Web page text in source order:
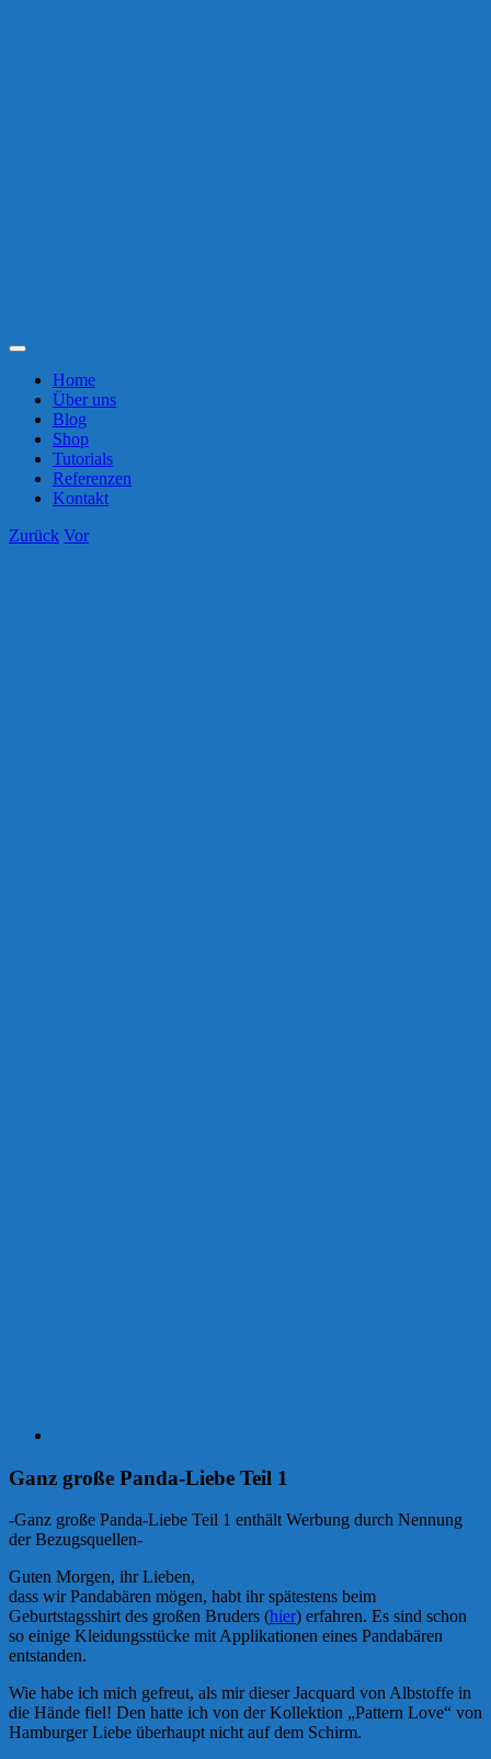
Toggle
NavigationHome
Über uns
Blog
Shop
Tutorials
Referenzen
Kontakt
Zurück Vor
Ganz große Panda-Liebe Teil 1
-Ganz große Panda-Liebe Teil 1 enthält Werbung durch Nennung
der Bezugsquellen-
Guten Morgen, ihr Lieben,
dass wir Pandabären mögen, habt ihr spätestens beim
Geburtstagsshirt des großen Bruders (hier) erfahren. Es sind schon
so einige Kleidungsstücke mit Applikationen eines Pandabären
entstanden.
Wie habe ich mich gefreut, als mir dieser Jacquard von Albstoffe in
die Hände fiel! Den hatte ich von der Kollektion „Pattern Love“ von
Hamburger Liebe überhaupt nicht auf dem Schirm.